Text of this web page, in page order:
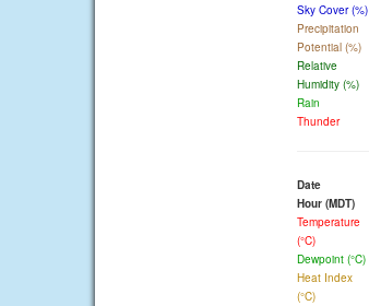
Sky Cover (%)
Precipitation
Potential (%)
Relative
Humidity (%)
Rain
Thunder
Date
Hour (MDT)
Temperature
(°C)
Dewpoint (°C)
Heat Index
(°C)